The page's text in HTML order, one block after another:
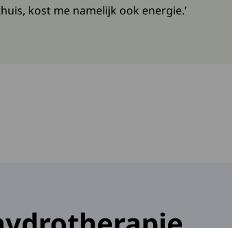
kost me namelijk ook energie.’